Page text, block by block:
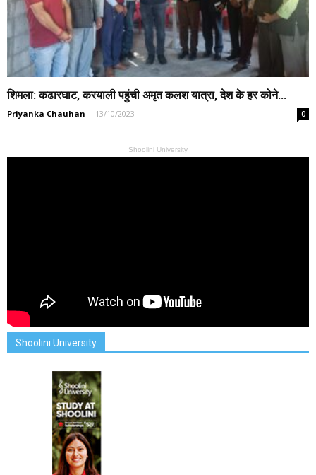
शिमला: कढारघाट, करयाली पहुंची अमृत कलश यात्रा, देश के हर कोने...
Priyanka Chauhan - 13/10/2023 0
Shoolini University
Shoolini University